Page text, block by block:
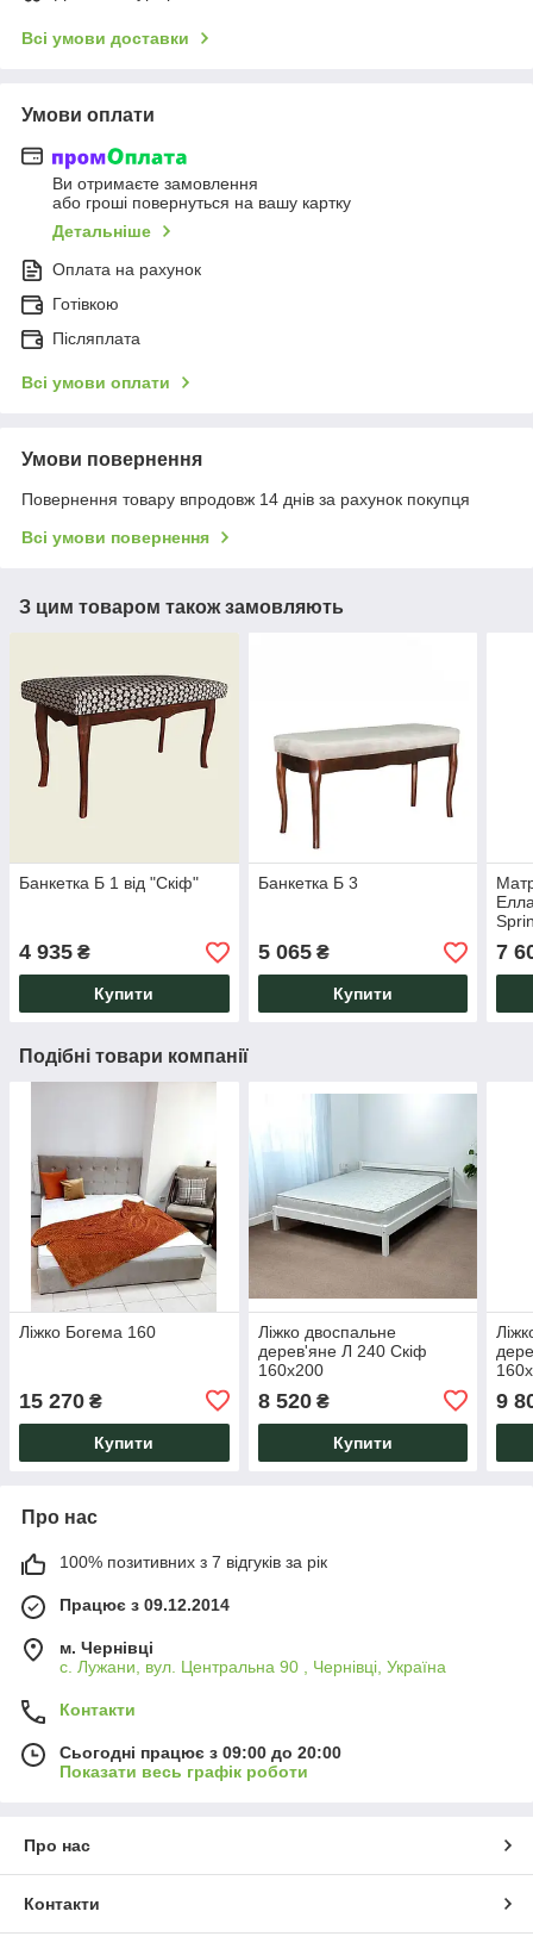
Всі умови доставки
Умови оплати
Ви отримаєте замовлення
або гроші повернуться на вашу картку
Детальніше
Оплата на рахунок
Готівкою
Післяплата
Всі умови оплати
Умови повернення
Повернення товару впродовж 14 днів за рахунок покупця
Всі умови повернення
З цим товаром також замовляють
Банкетка Б 1 від "Скіф"
4 935 ₴
Купити
Банкетка Б 3
5 065₴
Купити
7
Подібні товари компанії
Ліжко Богема 160
15 270 ₴
Купити
Ліжко двоспальне
дерев'яне Л 240 Скіф
160х200
8 520₴
Купити
9
Про нас
100% позитивних з 7 відгуків за рік
Працює з 09.12.2014
м. Чернівці
с. Лужани, вул. Центральна 90 , Чернівці, Україна
Контакти
Сьогодні працює з 09:00 до 20:00
Показати весь графік роботи
Про нас
Контакти